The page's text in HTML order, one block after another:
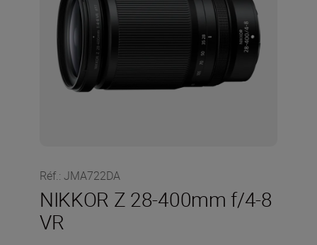
Réf.: JMA722DA
NIKKOR Z 28-400mm f/4-8
VR